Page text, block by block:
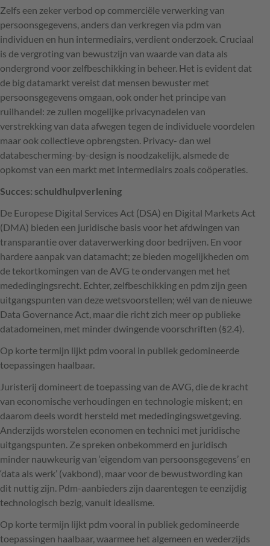
Zelfs een zeker verbod op commerciële verwerking van
persoonsgegevens, anders dan verkregen via pdm van
individuen en hun intermediairs, verdient onderzoek. Cruciaal
is de vergroting van bewustzijn van waarde van data als
ondergrond voor zelfbeschikking in beheer. Het is evident dat
de big datamarkt vereist dat mensen bewuster met
persoonsgegevens omgaan, ook onder het principe van
ruilhandel: ze zullen mogelijke privacynadelen van
verstrekking van data afwegen tegen de individuele voordelen
maar ook collectieve opbrengsten. Privacy- dan wel
databescherming-by-design is noodzakelijk, alsmede de
opkomst van een markt met intermediairs zoals coöperaties.
Succes: schuldhulpverlening
De Europese Digital Services Act (DSA) en Digital Markets Act
(DMA) bieden een juridische basis voor het afdwingen van
transparantie over dataverwerking door bedrijven. En voor
hardere aanpak van datamacht; ze bieden mogelijkheden om
de tekortkomingen van de AVG te ondervangen met het
mededingingsrecht. Echter, zelfbeschikking en pdm zijn geen
uitgangspunten van deze wetsvoorstellen; wél van de nieuwe
Data Governance Act, maar die richt zich meer op publieke
datadomeinen, met minder dwingende voorschriften (§2.4).
Op korte termijn lijkt pdm vooral in publiek gedomineerde
toepassingen haalbaar.
Juristerij domineert de toepassing van de AVG , die de kracht
van economische verhoudingen en technologie miskent; en
daarom deels wordt hersteld met mededingingswetgeving.
Anderzijds worstelen economen en technici met juridische
uitgangspunten. Ze spreken onbekommerd en juridisch
minder nauwkeurig van ‘eigendom van persoonsgegevens’ en
‘data als werk’ (vakbond), maar voor de bewustwording kan
dit nuttig zijn. Pdm-aanbieders zijn daarentegen te eenzijdig
technologisch bezig, vanuit idealisme.
Op korte termijn lijkt pdm vooral in publiek gedomineerde
toepassingen haalbaar, waarmee het algemeen en wederzijds